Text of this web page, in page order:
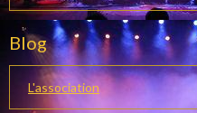
Blog
L'association